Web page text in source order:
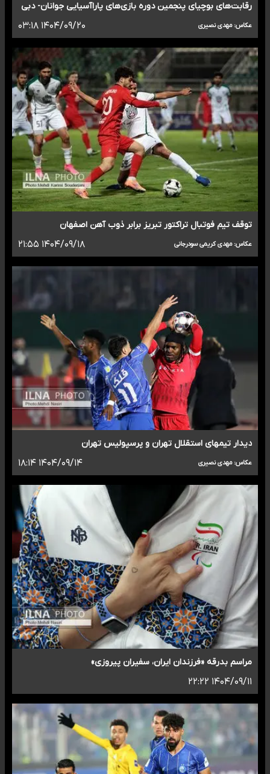
رقابت‌های بوچیای پنجمین دوره بازی‌های پاراآسیایی جوانان- دبی
عکاس: مهدی نصیری ۱۴۰۴/۰۹/۲۰ ۰۳:۱۸
توقف تیم فوتبال تراکتور تبریز برابر ذوب آهن اصفهان
عکاس: مهدی کریمی سودرجانی ۱۴۰۴/۰۹/۱۸ ۲۱:۵۵
دیدار تیمهای استقلال تهران و پرسپولیس تهران
عکاس: مهدی نصیری ۱۴۰۴/۰۹/۱۴ ۱۸:۱۴
مراسم بدرقه «فرزندان ایران، سفیران پیروزی»
۱۴۰۴/۰۹/۱۱ ۲۲:۲۲